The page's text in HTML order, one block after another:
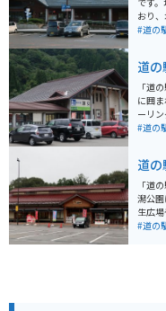
おり、
地元産
バイ
てい
れる
観光
として
#道の
道の
「道
に囲
ーリ
ります。 地元の新鮮な野菜や果物が並ぶ農
ば粉
慢で
辺に
や、
スポッ
ング
#道の
道
「道
潟公園に隣
生広
日中楽しむ
地元
松う
#道の